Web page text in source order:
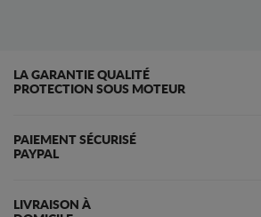
LA GARANTIE QUALITÉ
PROTECTION SOUS MOTEUR
PAIEMENT SÉCURISÉ
PAYPAL
LIVRAISON À